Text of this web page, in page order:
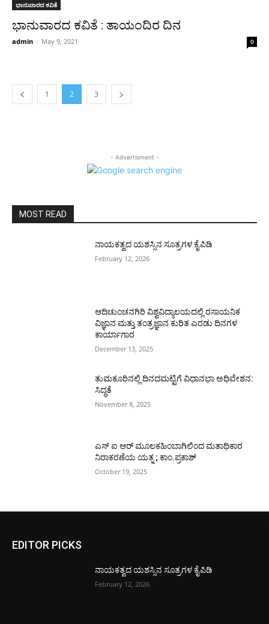
ಭಾನುವಾರದ ಕವಿತೆ
ಭಾನುವಾರದ ಕವಿತೆ : ತಾಯಂದಿರ ದಿನ
admin - May 9, 2021 0
1 2 3
- Advertisment -
MOST READ
ನಾಯಕತ್ವದ ಯಶಸ್ಸಿನ ಸೂತ್ರಗಳ ಕೈಪಿಡಿ
February 12, 2026
ಆದಿಚುಂಚನಗಿರಿ ವಿಶ್ವವಿದ್ಯಾಲಯದಲ್ಲಿ ರಸಾಯನಿಕ
ವಿಜ್ಞಾನ ಮತ್ತು ತಂತ್ರಜ್ಞಾನ ಕುರಿತ ಎರಡು ದಿನಗಳ
ಕಾರ್ಯಾಗಾರ
December 13, 2025
ತುಮಕೂರಿನಲ್ಲಿ ದಿನದಮಟ್ಟಿಗೆ ವಿಧಾನಭಾ ಅಧಿವೇಶನ:
ಸಿದ್ಧತೆ
November 8, 2025
ಎಸ್ ಐ ಆರ್ ಮೂಲಕಹಿಂಬಾಗಿಲಿಂದ ಮತಾಧಿಕಾರ
ನಿರಾಕರಣೆಯ ಯತ್ನ ; ಕಾಂ.ಪ್ರಕಾಶ್
October 19, 2025
EDITOR PICKS
ನಾಯಕತ್ವದ ಯಶಸ್ಸಿನ ಸೂತ್ರಗಳ ಕೈಪಿಡಿ
February 12, 2026